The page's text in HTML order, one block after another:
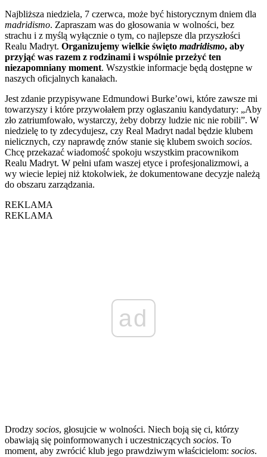
Najbliższa niedziela, 7 czerwca, może być historycznym dniem dla
madridismo. Zapraszam was do głosowania w wolności, bez
strachu i z myślą wyłącznie o tym, co najlepsze dla przyszłości
Realu Madryt. Organizujemy wielkie święto madridismo, aby
przyjąć was razem z rodzinami i wspólnie przeżyć ten
niezapomniany moment. Wszystkie informacje będą dostępne w
naszych oficjalnych kanałach.
Jest zdanie przypisywane Edmundowi Burke’owi, które zawsze mi
towarzyszy i które przywołałem przy ogłaszaniu kandydatury: „Aby
zło zatriumfowało, wystarczy, żeby dobrzy ludzie nic nie robili”. W
niedzielę to ty zdecydujesz, czy Real Madryt nadal będzie klubem
nielicznych, czy naprawdę znów stanie się klubem swoich socios.
Chcę przekazać wiadomość spokoju wszystkim pracownikom
Realu Madryt. W pełni ufam waszej etyce i profesjonalizmowi, a
wy wiecie lepiej niż ktokolwiek, że dokumentowane decyzje należą
do obszaru zarządzania.
REKLAMA
REKLAMA
ad
Drodzy socios, głosujcie w wolności. Niech boją się ci, którzy
obawiają się poinformowanych i uczestniczących socios. To
moment, aby zwrócić klub jego prawdziwym właścicielom: socios.